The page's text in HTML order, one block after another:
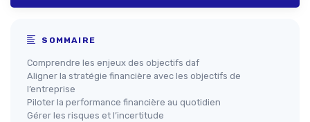
SOMMAIRE
Comprendre les enjeux des objectifs daf
Aligner la stratégie financière avec les objectifs de
l’entreprise
Piloter la performance financière au quotidien
Gérer les risques et l’incertitude